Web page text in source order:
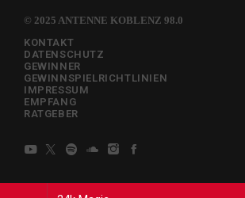
© 2025 ANTENNE KOBLENZ 98.0
KONTAKT
DATENSCHUTZ
GEWINNER
GEWINNSPIELRICHTLINIEN
IMPRESSUM
EMPFANG
RATGEBER